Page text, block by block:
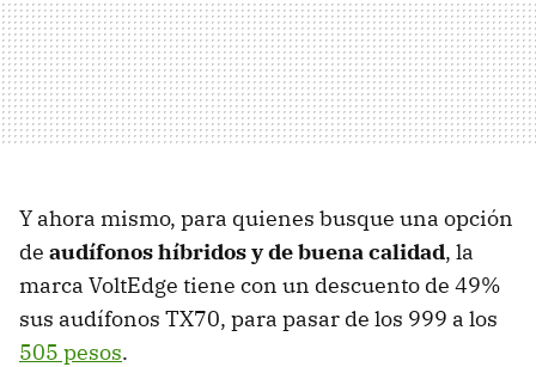
Y ahora mismo, para quienes busque una opción
de audífonos híbridos y de buena calidad, la
marca VoltEdge tiene con un descuento de 49%
sus audífonos TX70, para pasar de los 999 a los
505 pesos.